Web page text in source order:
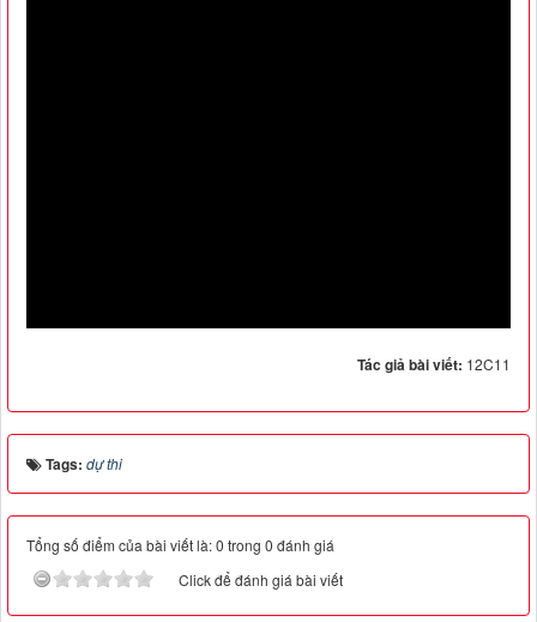
Tác giả bài viết: 12C11
Tags: dự thi
Tổng số điểm của bài viết là: 0 trong 0 đánh giá
Click để đánh giá bài viết